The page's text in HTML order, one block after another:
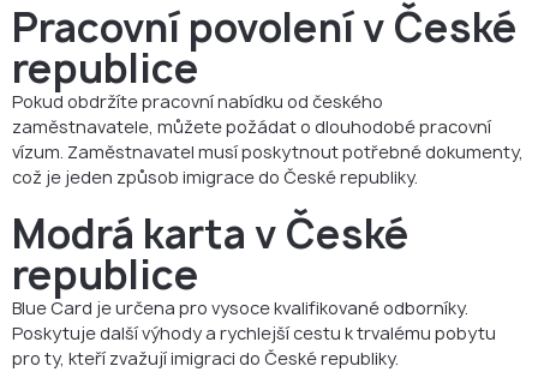
Pracovní povolení v České
republice
Pokud obdržíte pracovní nabídku od českého
zaměstnavatele, můžete požádat o dlouhodobé pracovní
vízum. Zaměstnavatel musí poskytnout potřebné dokumenty,
což je jeden způsob imigrace do České republiky.
Modrá karta v České
republice
Blue Card je určena pro vysoce kvalifikované odborníky.
Poskytuje další výhody a rychlejší cestu k trvalému pobytu
pro ty, kteří zvažují imigraci do České republiky.